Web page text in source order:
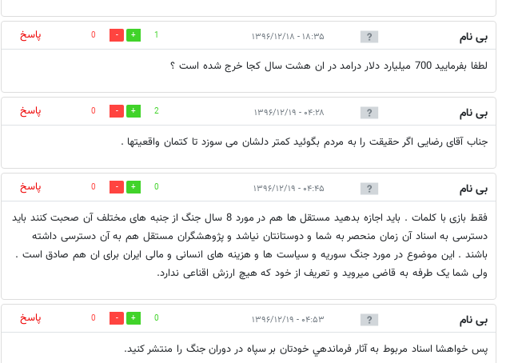
بی نام ۱۸:۳۵ - ۱۳۹۶/۱۲/۱۸ 1
0
پاسخ
لطفا بفرمایید 700 میلیارد دلار درامد در ان هشت سال کجا خرج شده است ؟
بی نام ۰۴:۲۸ - ۱۳۹۶/۱۲/۱۹ 2
0
پاسخ
جناب آقای رضایی اگر حقیقت را به مردم بگوئید کمتر دلشان می سوزد تا کتمان واقعیتها .
بی نام ۰۴:۴۵ - ۱۳۹۶/۱۲/۱۹ 0
0
پاسخ
فقط بازی با کلمات . باید اجازه بدهید مستقل ها هم در مورد 8 سال جنگ از جنبه های مختلف آن صحبت کنند باید
دسترسی به اسناد آن زمان منحصر به شما و دوستانتان نیاشد و پژوهشگران مستقل هم به آن دسترسی داشته
باشند . این موضوع در مورد جنگ سوریه و سیاست ها و هزینه های انسانی و مالی ایران برای ان هم صادق است .
ولی شما یک طرفه به قاضی میروید و تعریف از خود که هیچ ارزش اقناعی ندارد.
بی نام ۰۴:۵۳ - ۱۳۹۶/۱۲/۱۹ 0
0
پاسخ
پس خواهشا اسناد مربوط به آثار فرماندهي خودتان بر سپاه در دوران جنگ را منتشر كنيد.